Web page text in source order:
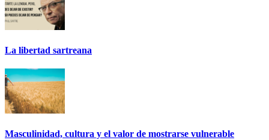
La libertad sartreana
Masculinidad, cultura y el valor de mostrarse vulnerable